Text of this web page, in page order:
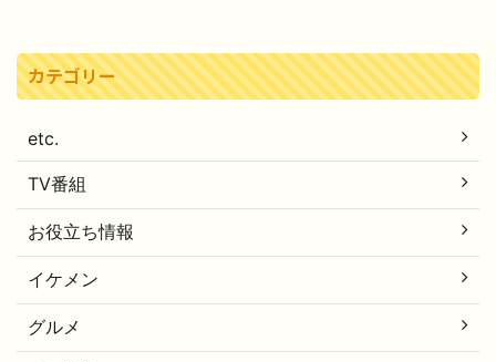
カテゴリー
etc.
TV番組
お役立ち情報
イケメン
グルメ